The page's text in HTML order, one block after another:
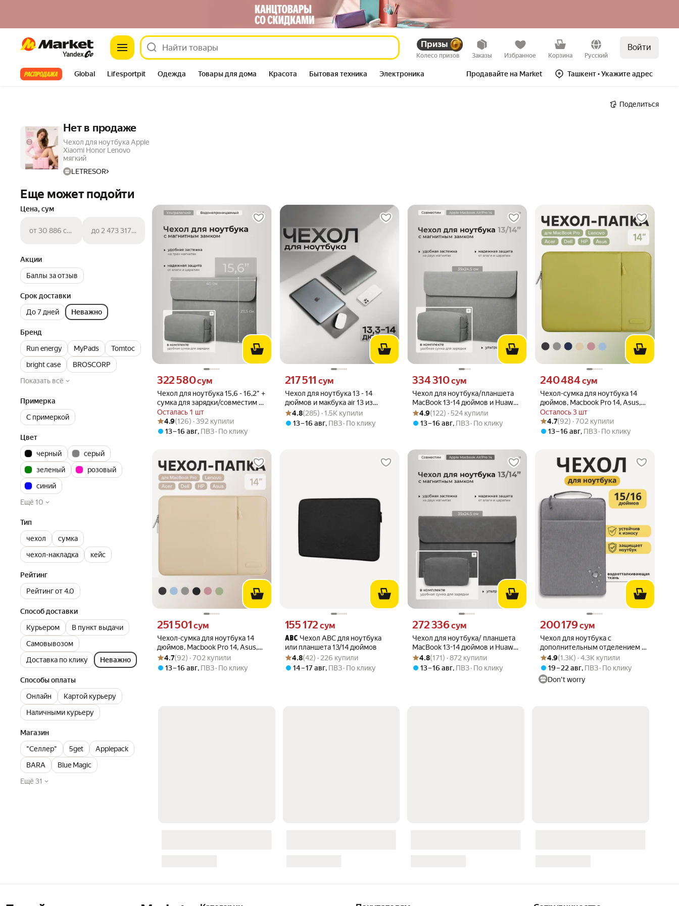
Market Призы
Колесо призов Заказы Избранное Корзина Русский
Войти
Все хиты Global Lifesportpit Одежда Товары для дома Красота Бытовая техника Электроника Продавайте на Market Ташкент• Укажите адрес
Поделиться
Нет в продаже
Чехол для ноутбука Apple
Xiaomi Honor Lenovo
мягкий
LETRESOR
Еще может подойти
Цена, сум
от 30 886 сум до 2 473 317 сум
Акции
Баллы за отзыв
Срок доставки
До 7 дней
Неважно
Бренд
Run energy
MyPads
Tomtoc
bright case
BROSCORP
Показать всё
Примерка
С примеркой
Цвет
черный
серый
зеленый
розовый
синий
Ещё 10
Тип
чехол
сумка
чехол-накладка
кейс
Рейтинг
Рейтинг от 4.0
Способ доставки
Курьером
В пункт выдачи
Самовывозом
Доставка по клику
Неважно
Способы оплаты
Онлайн
Картой курьеру
Наличными курьеру
Магазин
"Селлер"
5get
Applepack
BARA
Blue Magic
Ещё 31
Чехол для ноутбука 15,6 - 16,2" +
сумка для зарядки/совместим с
Macbook Pro, HUAWEI MateBook,
Asus Vivobook и другими,
серый_15.6 - 16.2 дюймов
Осталась 1 шт
Цена 322580 сум вместо
322 580сум
Рейтинг товара: 4.9 из 5
Оценок: (126) · 392 купили
4.9(126) · 392 купили
13 – 16 авг, ПВЗ По клику
Чехол для ноутбука 13 - 14
дюймов и макбука air 13 из
искусственной кожи
Цена 217511 сум вместо
217 511 сум
Рейтинг товара: 4.8 из 5
Оценок: (285) · 1.5K купили
4.8(285) · 1.5K купили
13 – 16 авг, ПВЗ По клику
Чехол для ноутбука/планшета
MacBook 13-14 дюймов и Huawei
MateBook X Pro от Code Y
Цена 334310 сум вместо
334 310сум
Рейтинг товара: 4.9 из 5
Оценок: (122) · 524 купили
4.9(122) · 524 купили
13 – 16 авг, ПВЗ По клику
Чехол-сумка для ноутбука 14
дюймов, Macbook Pro 14, Asus,
Honor MagicBook 14, Huawei
MateBook, HP, Lenovo. Зеленый
Осталось 3 шт
Цена 240484 сум вместо
240 484 сум
Рейтинг товара: 4.7 из 5
Оценок: (92) · 702 купили
4.7(92) · 702 купили
13 – 16 авг, ПВЗ По клику
Чехол-сумка для ноутбука 14
дюймов, Macbook Pro 14, Asus,
Honor MagicBook 14, Huawei
MateBook, HP, Lenovo. Бежевый
Цена 251501 сум вместо
251 501 сум
Рейтинг товара: 4.7 из 5
Оценок: (92) · 702 купили
4.7(92) · 702 купили
13 – 16 авг, ПВЗ По клику
ABC Чехол ABC для ноутбука
или планшета 13/14 дюймов
Цена 155172 сум вместо
155 172 сум
Рейтинг товара: 4.8 из 5
Оценок: (42) · 226 купили
4.8(42) · 226 купили
14 – 17 авг, ПВЗ По клику
Чехол для ноутбука/ планшета
MacBook 13-14 дюймов и Huawei
MateBook X Pro
Цена 272336 сум вместо
272 336сум
Рейтинг товара: 4.8 из 5
Оценок: (171) · 872 купили
4.8(171) · 872 купили
13 – 16 авг, ПВЗ По клику
Чехол для ноутбука с
дополнительным отделением и
ручкой 15-16" / Сумка для
ноутбука (серый)
Цена 200179 сум вместо
200 179сум
Рейтинг товара: 4.9 из 5
Оценок: (1.3K) · 4.3K купили
4.9(1.3K) · 4.3K купили
19 – 22 авг, ПВЗ По клику
Don't worry